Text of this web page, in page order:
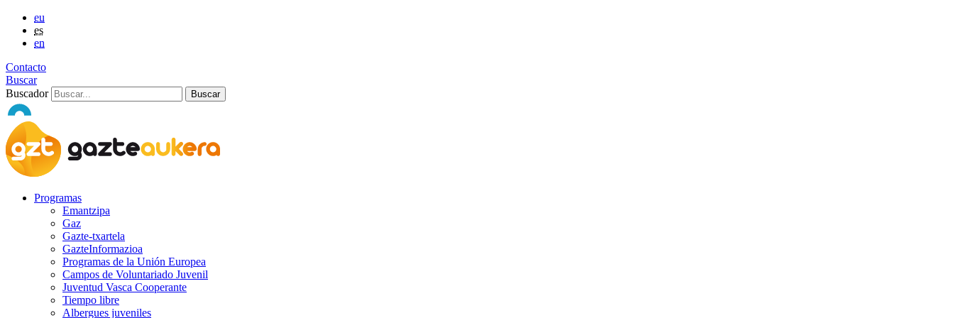
eu
es
en
Contacto
Buscar
Buscador
Programas
Emantzipa
Gaz
Gazte-txartela
GazteInformazioa
Programas de la Unión Europea
Campos de Voluntariado Juvenil
Juventud Vasca Cooperante
Tiempo libre
Albergues juveniles